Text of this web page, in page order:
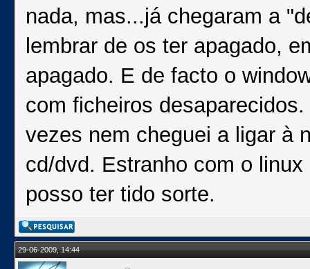
nada, mas...já chegaram a
lembrar de os ter apagado,
apagado. E de facto o
com ficheiros
vezes nem cheguei a ligar à
cd/dvd. Estranho com o
posso ter tido sorte.
29-06-2009, 14:44